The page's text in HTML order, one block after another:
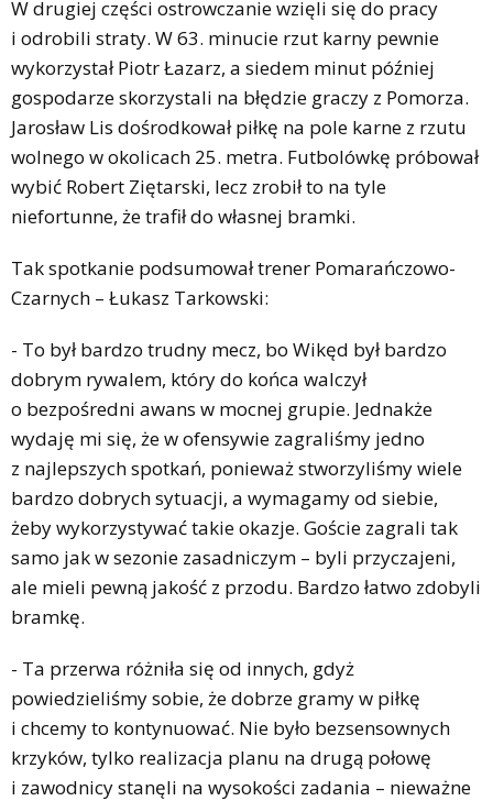
W drugiej części ostrowczanie wzięli się do pracy
i odrobili straty. W 63. minucie rzut karny pewnie
wykorzystał Piotr Łazarz, a siedem minut później
gospodarze skorzystali na błędzie graczy z Pomorza.
Jarosław Lis dośrodkował piłkę na pole karne z rzutu
wolnego w okolicach 25. metra. Futbolówkę próbował
wybić Robert Ziętarski, lecz zrobił to na tyle
niefortunne, że trafił do własnej bramki.
Tak spotkanie podsumował trener Pomarańczowo-
Czarnych – Łukasz Tarkowski:
- To był bardzo trudny mecz, bo Wikęd był bardzo
dobrym rywalem, który do końca walczył
o bezpośredni awans w mocnej grupie. Jednakże
wydaję mi się, że w ofensywie zagraliśmy jedno
z najlepszych spotkań, ponieważ stworzyliśmy wiele
bardzo dobrych sytuacji, a wymagamy od siebie,
żeby wykorzystywać takie okazje. Goście zagrali tak
samo jak w sezonie zasadniczym – byli przyczajeni,
ale mieli pewną jakość z przodu. Bardzo łatwo zdobyli
bramkę.
- Ta przerwa różniła się od innych, gdyż
powiedzieliśmy sobie, że dobrze gramy w piłkę
i chcemy to kontynuować. Nie było bezsensownych
krzyków, tylko realizacja planu na drugą połowę
i zawodnicy stanęli na wysokości zadania – nieważne